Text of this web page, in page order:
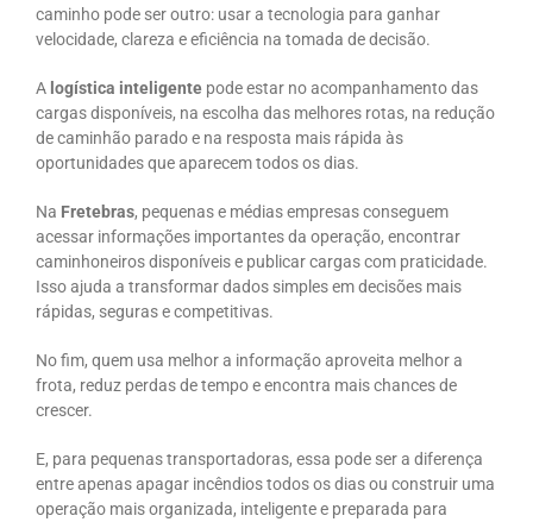
caminho pode ser outro: usar a tecnologia para ganhar
velocidade, clareza e eficiência na tomada de decisão.
A logística inteligente pode estar no acompanhamento das
cargas disponíveis, na escolha das melhores rotas, na redução
de caminhão parado e na resposta mais rápida às
oportunidades que aparecem todos os dias.
Na Fretebras, pequenas e médias empresas conseguem
acessar informações importantes da operação, encontrar
caminhoneiros disponíveis e publicar cargas com praticidade.
Isso ajuda a transformar dados simples em decisões mais
rápidas, seguras e competitivas.
No fim, quem usa melhor a informação aproveita melhor a
frota, reduz perdas de tempo e encontra mais chances de
crescer.
E, para pequenas transportadoras, essa pode ser a diferença
entre apenas apagar incêndios todos os dias ou construir uma
operação mais organizada, inteligente e preparada para